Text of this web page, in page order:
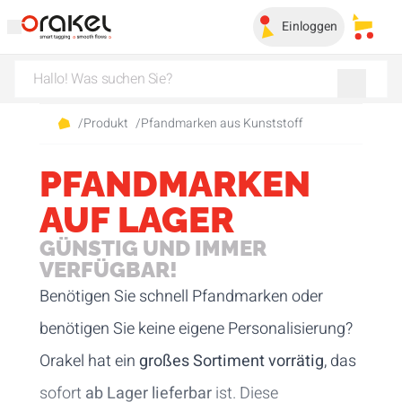
Einloggen
/Produkt /Pfandmarken aus Kunststoff
PFANDMARKEN
AUF LAGER
GÜNSTIG UND IMMER
VERFÜGBAR!
Benötigen Sie schnell Pfandmarken oder
benötigen Sie keine eigene Personalisierung?
Orakel hat eingroßes Sortiment vorrätig, das
sofort ab Lager lieferbarist. Diese